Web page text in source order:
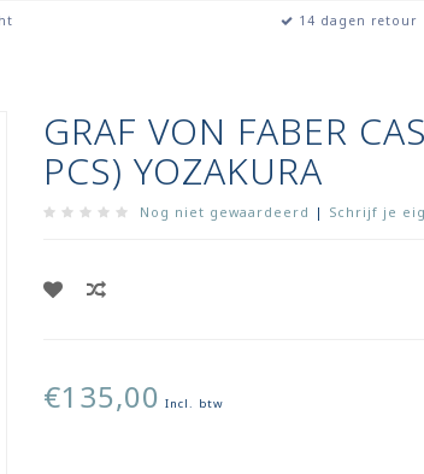
14 dagen retour
GRAF VON FABER
PCS) YOZAKURA
Nog niet gewaardeerd | Schrijf je
€135,00 Incl. btw